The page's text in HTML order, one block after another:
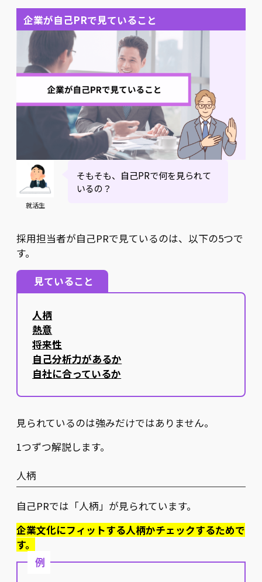
企業が自己PRで見ていること
就活生
そもそも、自己PRで何を見られて
いるの？
採用担当者が自己PRで見ているのは、以下の5つで
す。
見ていること
人柄
熱意
将来性
自己分析力があるか
自社に合っているか
見られているのは強みだけではありません。
1つずつ解説します。
人柄
自己PRでは「人柄」が見られています。
企業文化にフィットする人柄かチェックするためで
す。
例